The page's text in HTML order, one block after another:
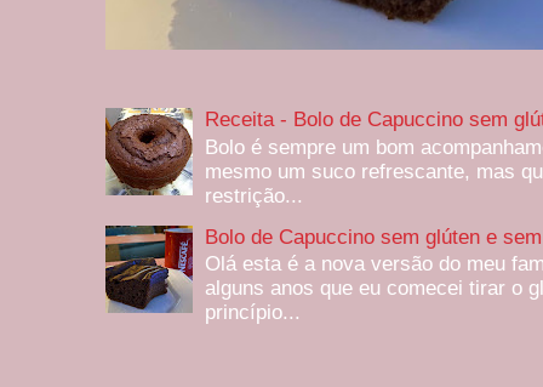
Receita - Bolo de Capuccino sem
Bolo é sempre um bom
mesmo um suco refrescante, mas
restrição...
Bolo de Capuccino sem glúten e
Olá esta é a nova versão do meu
alguns anos que eu comecei tirar o
princípio...